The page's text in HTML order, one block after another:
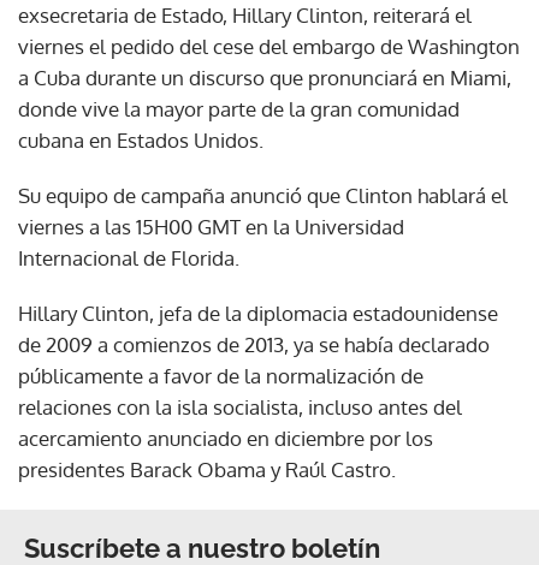
exsecretaria de Estado, Hillary Clinton, reiterará el
viernes el pedido del cese del embargo de Washington
a Cuba durante un discurso que pronunciará en Miami,
donde vive la mayor parte de la gran comunidad
cubana en Estados Unidos.
Su equipo de campaña anunció que Clinton hablará el
viernes a las 15H00 GMT en la Universidad
Internacional de Florida.
Hillary Clinton, jefa de la diplomacia estadounidense
de 2009 a comienzos de 2013, ya se había declarado
públicamente a favor de la normalización de
relaciones con la isla socialista, incluso antes del
acercamiento anunciado en diciembre por los
presidentes Barack Obama y Raúl Castro.
Suscríbete a nuestro boletín